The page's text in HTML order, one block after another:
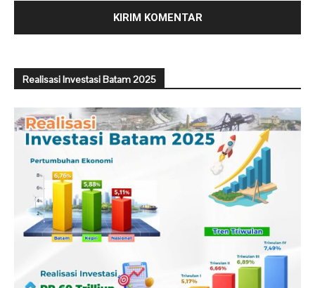
Realisasi Investasi Batam 2025